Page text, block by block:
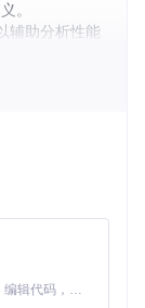
。
辅助分析性能
于进行软件逆
的解析器。
Claude Code 的开源替代方案。连接任意大模型，编辑代码，运行命令，自动验证 — 全自动执行。用 Rust 构建，极致性能。 ｜ An open-source alternative to Claude Code. Connect any LLM, edit code, run commands, and verify changes — autonomously. Built in Rust for speed. Get Started